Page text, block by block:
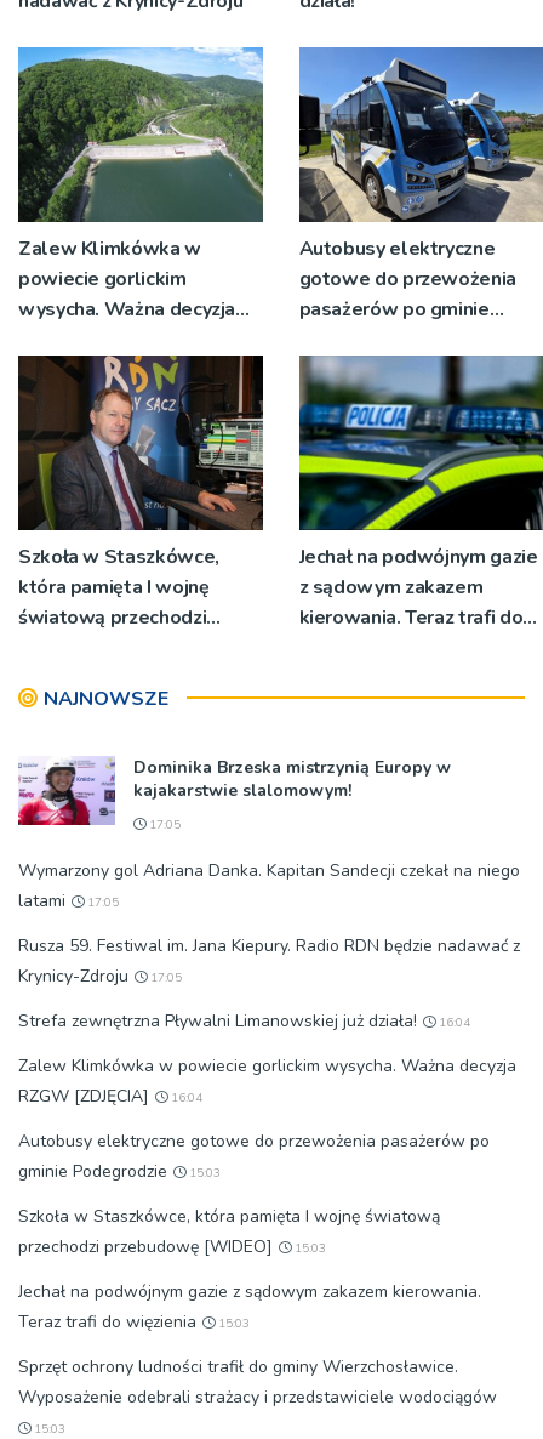
Zalew Klimkówka w
powiecie gorlickim
wysycha. Ważna decyzja
Autobusy elektryczne
gotowe do przewożenia
pasażerów po gminie
Szkoła w Staszkówce,
która pamięta I wojnę
światową przechodzi
Jechał na podwójnym gazie
z sądowym zakazem
kierowania. Teraz trafi do
NAJNOWSZE
Dominika Brzeska mistrzynią Europy w
kajakarstwie slalomowym!
17:05
Wymarzony gol Adriana Danka. Kapitan Sandecji czekał na niego
latami
17:05
Rusza 59. Festiwal im. Jana Kiepury. Radio RDN będzie nadawać z
Krynicy-Zdroju
17:05
Strefa zewnętrzna Pływalni Limanowskiej już działa! 16:04
Zalew Klimkówka w powiecie gorlickim wysycha. Ważna decyzja
RZGW [ZDJĘCIA]
16:04
Autobusy elektryczne gotowe do przewożenia pasażerów po
gminie Podegrodzie
15:03
Szkoła w Staszkówce, która pamięta I wojnę światową
przechodzi przebudowę [WIDEO]
15:03
Jechał na podwójnym gazie z sądowym zakazem kierowania.
Teraz trafi do więzienia
15:03
Sprzęt ochrony ludności trafił do gminy Wierzchosławice.
Wyposażenie odebrali strażacy i przedstawiciele wodociągów
15:03